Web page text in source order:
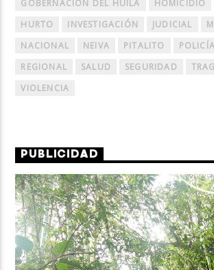
GOBERNACIÓN DEL HUILA
HOMICIDIO
HURTO
INVESTIGACIÓN JUDICIAL
NACIONAL
NEIVA PITALITO POLICÍA
REGIONAL
SALUD SEGURIDAD
VIOLENCIA
PUBLICIDAD